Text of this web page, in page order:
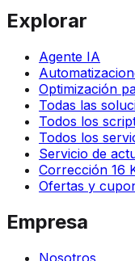
Explorar
Agente IA
Optimización
Todas las
Todos los
Todos los
Servicio de
Corrección 16
Ofertas y
Empresa
Nosotros